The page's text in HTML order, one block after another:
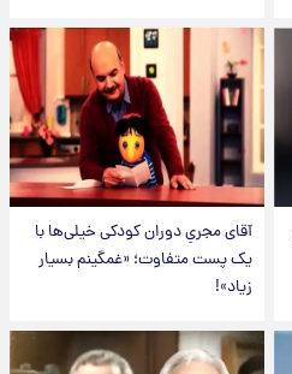
آقای مجریِ دوران کودکی خیلی‌ها با
یک پست متفاوت؛ «غمگینم بسیار
زیاد»!